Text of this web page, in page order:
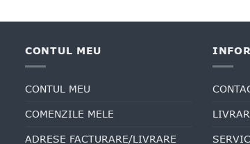
CONTUL MEU
CONTUL MEU
COMENZILE MELE
ADRESE FACTURARE/LIVRARE